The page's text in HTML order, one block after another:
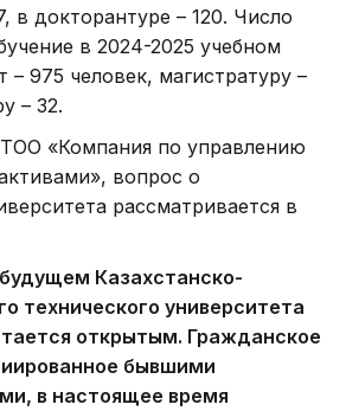
в докторантуре – 120. Число
в 2024-2025 учебном
– 975 человек, магистратуру –
– 32.
«Компания по управлению
вопрос о
рассматривается в
Казахстанско-
технического университета
открытым. Гражданское
бывшими
в настоящее время